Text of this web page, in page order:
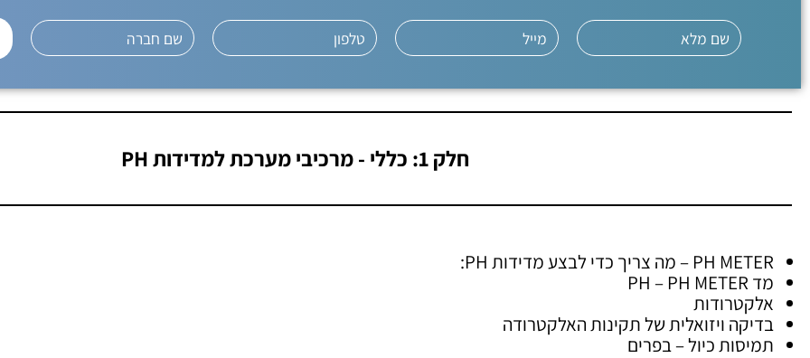
חלק 1: כללי - מרכיבי מערכת למדידות PH
PH METER – מה צריך כדי לבצע מדידות PH:
מד PH – PH METER
אלקטרודות
בדיקה ויזואלית של תקינות האלקטרודה
תמיסות כיול – בפרים